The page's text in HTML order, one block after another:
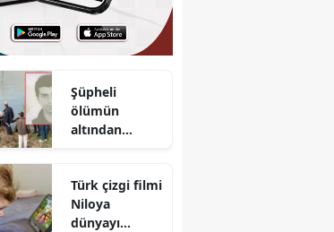
Şüpheli
ölümün
altından
Türk çizgi filmi
Niloya
dünyayı